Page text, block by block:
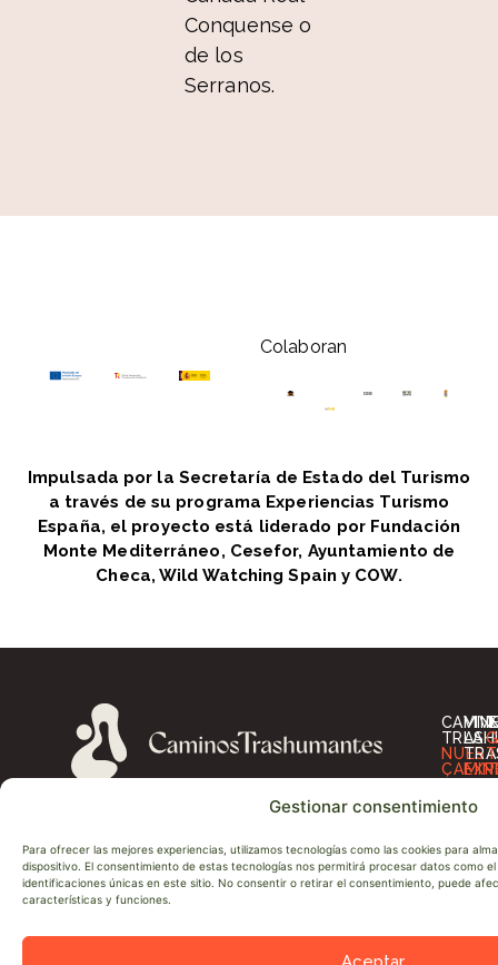
Gestionar consentimiento
Para ofrecer las mejores experiencias, utilizamos tecnologías como las cookies para
dispositivo. El consentimiento de estas tecnologías nos permitirá procesar datos como
identificaciones únicas en este sitio. No consentir o retirar el consentimiento, puede
características y funciones.
Conquense o
de los
Serranos.
Colaboran
Impulsada por la Secretaría de Estado del Turismo
a través de su programa Experiencias Turismo
España, el proyecto está liderado por Fundación
Monte Mediterráneo, Cesefor, Ayuntamiento de
Checa, Wild Watching Spain y COW.
A
LA
SOBRE
VIVE
LA